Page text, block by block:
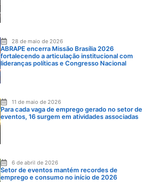
28 de maio de 2026
ABRAPE encerra Missão Brasília 2026
fortalecendo a articulação institucional com
lideranças políticas e Congresso Nacional
11 de maio de 2026
Para cada vaga de emprego gerado no setor de
eventos, 16 surgem em atividades associadas
6 de abril de 2026
Setor de eventos mantém recordes de
emprego e consumo no início de 2026